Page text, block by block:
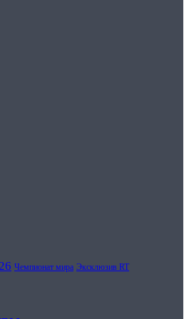
Чемпионат мира Эксклюзив RT